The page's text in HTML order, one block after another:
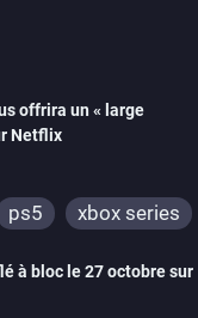
offrira un « large
Netflix
ps5 xbox series
à bloc le 27 octobre sur